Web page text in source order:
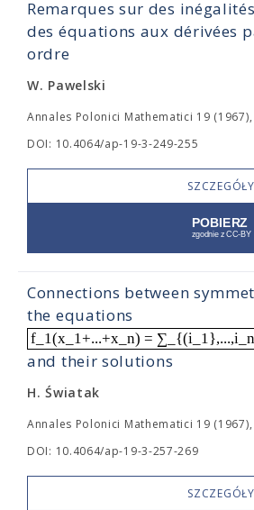
Remarques sur des
des équations aux dérivées
ordre
W. Pawelski
Annales Polonici Mathematici 19
DOI: 10.4064/ap-19-3-249-255
SZCZEGÓŁY
Connections between
the equations
f_1(x_1+...+x_n) =
and their solutions
H. Światak
Annales Polonici Mathematici 19
DOI: 10.4064/ap-19-3-257-269
SZCZEGÓŁY